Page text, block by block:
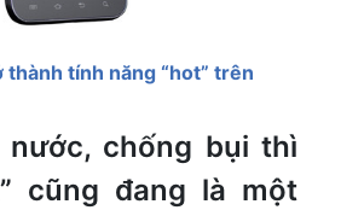
thành tính năng “hot” trên
nước, chống bụi thì
cũng đang là một